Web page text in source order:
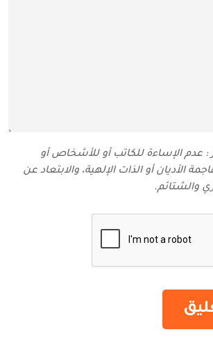
الإساءة للكاتب أو للأشخاص أو
الأديان أو الذات الإلهية، والابتعاد عن
والشتائم‬.